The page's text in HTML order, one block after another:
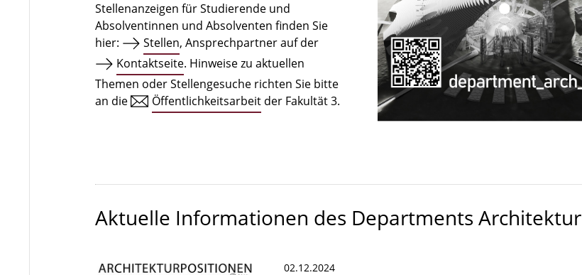
Stellenanzeigen für Studierende und
Absolventinnen und Absolventen finden Sie
hier:
Stellen, Ansprechpartner auf der
Kontaktseite. Hinweise zu aktuellen
Themen oder Stellengesuche richten Sie bitte
an die
Öffentlichkeitsarbeit der Fakultät 3.
Aktuelle Informationen des Departments Architektur
02.12.2024